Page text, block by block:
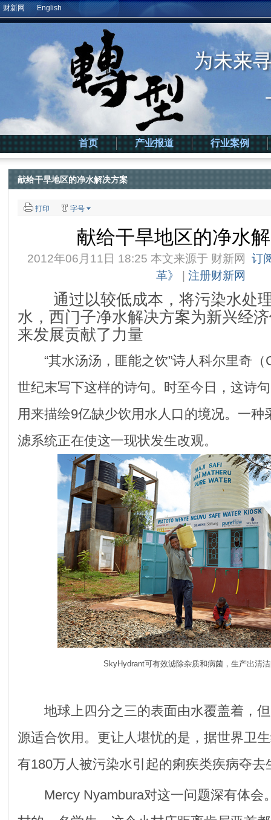
财新网 English
首页 产业报道 行业案例
献给干旱地区的净水解决方案
打印 字号
献给干旱地区的净水
2012年06月11日 18:25 本文来源于 财新网
订
革》
注册财新网
通过以较低成本，将污染水处理
水，西门子净水解决方案为新兴经
来发展贡献了力量
“其水汤汤，匪能之饮”诗人科尔里奇（
世纪末写下这样的诗句。时至今日，这诗
用来描绘9亿缺少饮用水人口的境况。一种
滤系统正在使这一现状发生改观。
SkyHydrant可有效滤除杂质和病菌，生产出清
地球上四分之三的表面由水覆盖着，但
源适合饮用。更让人堪忧的是，据世界卫
有180万人被污染水引起的痢疾类疾病夺去
Mercy Nyambura对这一问题深有体会